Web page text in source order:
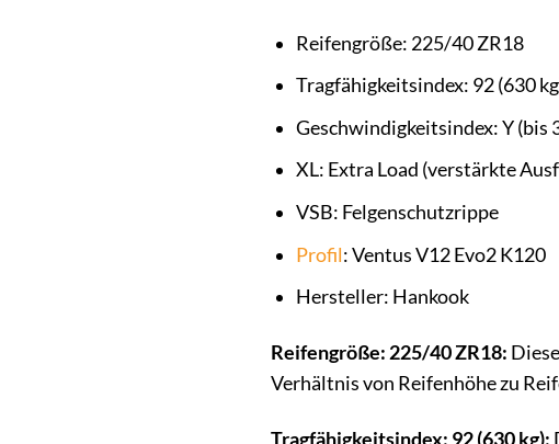
Reifengröße: 225/40 ZR18
Tragfähigkeitsindex: 92 (630
Geschwindigkeitsindex: Y (bis
XL: Extra Load (verstärkte
VSB: Felgenschutzrippe
Profil: Ventus V12 Evo2 K120
Hersteller: Hankook
Reifengröße: 225/40 ZR18:
Verhältnis von Reifenhöhe zu
Tragfähigkeitsindex: 92 (630 kg):